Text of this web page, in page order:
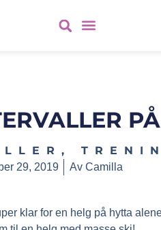
,
29, 2019 AvCamilla
klar for en helg på hytta